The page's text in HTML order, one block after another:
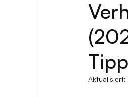
Aktualisiert: